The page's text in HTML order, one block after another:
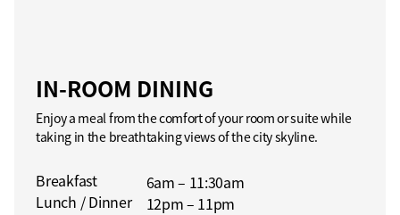
IN-ROOM DINING
Enjoy a meal from the comfort of your room or suite while
taking in the breathtaking views of the city skyline.
Breakfast
6am – 11:30am
Lunch / Dinner
12pm – 11pm